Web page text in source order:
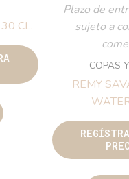
CL.
Plazo de
sujeto a
COPAS
REMY